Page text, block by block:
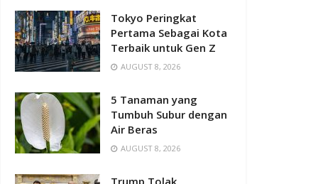
Tokyo Peringkat
Pertama Sebagai Kota
Terbaik untuk Gen Z
AUGUST 8, 2026
5 Tanaman yang
Tumbuh Subur dengan
Air Beras
AUGUST 8, 2026
Trump Tolak